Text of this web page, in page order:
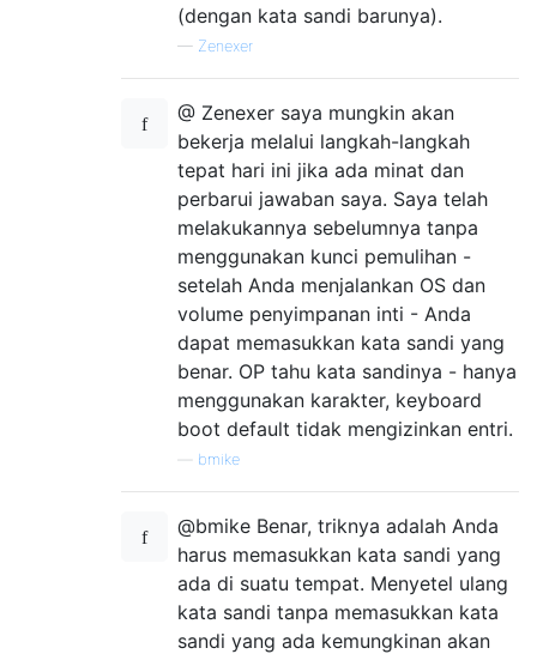
(dengan kata sandi barunya).
— Zenexer
@ Zenexer saya mungkin akan
bekerja melalui langkah-langkah
tepat hari ini jika ada minat dan
perbarui jawaban saya. Saya telah
melakukannya sebelumnya tanpa
menggunakan kunci pemulihan -
setelah Anda menjalankan OS dan
volume penyimpanan inti - Anda
dapat memasukkan kata sandi yang
benar. OP tahu kata sandinya - hanya
menggunakan karakter, keyboard
boot default tidak mengizinkan entri.
bmike
@bmike Benar, triknya adalah Anda
harus memasukkan kata sandi yang
ada di suatu tempat. Menyetel ulang
kata sandi tanpa memasukkan kata
sandi yang ada kemungkinan akan